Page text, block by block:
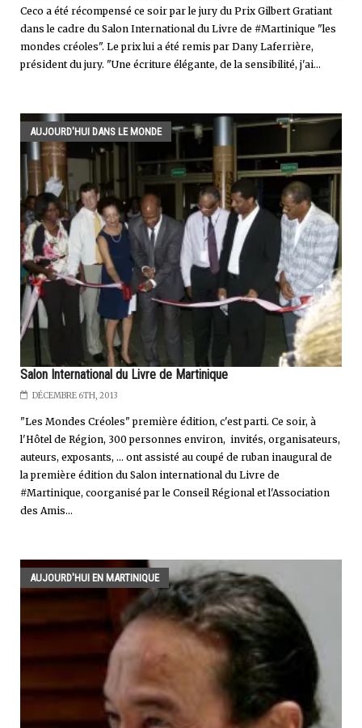
Ceco a été récompensé ce soir par le jury du Prix Gilbert Gratiant
dans le cadre du Salon International du Livre de #Martinique "les
mondes créoles". Le prix lui a été remis par Dany Laferrière,
président du jury. "Une écriture élégante, de la sensibilité, j'ai...
AUJOURD'HUI DANS LE MONDE
Salon International du Livre de Martinique
DÉCEMBRE 6TH, 2013
"Les Mondes Créoles" première édition, c'est parti. Ce soir, à
l'Hôtel de Région, 300 personnes environ, invités, organisateurs,
auteurs, exposants, ... ont assisté au coupé de ruban inaugural de
la première édition du Salon international du Livre de
#Martinique, coorganisé par le Conseil Régional et l'Association
des Amis...
AUJOURD'HUI EN MARTINIQUE